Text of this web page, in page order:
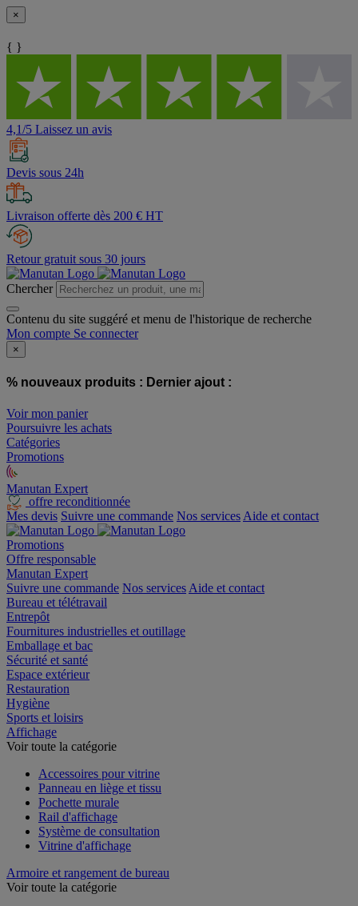
×
{ }
4,1/5 Laissez un avis
Devis sous 24h
Livraison offerte dès 200 € HT
Retour gratuit sous 30 jours
Chercher
Contenu du site suggéré et menu de l'historique de recherche
Mon compte Se connecter
×
% nouveaux produits : Dernier ajout :
Voir mon panier
Poursuivre les achats
Catégories
Promotions
Manutan Expert
offre reconditionnée
Mes devis Suivre une commande Nos services Aide et contact
Promotions
Offre responsable
Manutan Expert
Suivre une commande Nos services Aide et contact
Bureau et télétravail
Entrepôt
Fournitures industrielles et outillage
Emballage et bac
Sécurité et santé
Espace extérieur
Restauration
Hygiène
Sports et loisirs
Affichage
Voir toute la catégorie
Accessoires pour vitrine
Panneau en liège et tissu
Pochette murale
Rail d'affichage
Système de consultation
Vitrine d'affichage
Armoire et rangement de bureau
Voir toute la catégorie